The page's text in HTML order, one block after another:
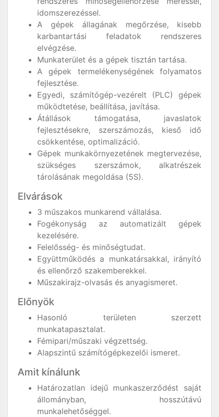
idomszerezéssel.
A gépek állagának megőrzése, kisebb
karbantartási feladatok rendszeres
elvégzése.
Munkaterület és a gépek tisztán tartása.
A gépek termelékenységének folyamatos
fejlesztése.
Egyedi, számítógép-vezérelt (PLC) gépek
működtetése, beállítása, javítása.
Átállások támogatása, javaslatok
fejlesztésekre, szerszámozás, kieső idő
csökkentése, optimalizáció.
Gépek munkakörnyezetének megtervezése,
szükséges szerszámok, alkatrészek
tárolásának megoldása (5S).
Elvárások
3 műszakos munkarend vállalása.
Fogékonyság az automatizált gépek
kezelésére.
Felelősség- és minőségtudat.
Együttműködés a munkatársakkal, irányító
és ellenőrző szakemberekkel.
Műszakirajz-olvasás és anyagismeret.
Előnyök
Hasonló területen szerzett
munkatapasztalat.
Fémipari/műszaki végzettség.
Alapszintű számítógépkezelői ismeret.
Amit kínálunk
Határozatlan idejű munkaszerződést saját
állományban, hosszútávú
munkalehetőséggel.